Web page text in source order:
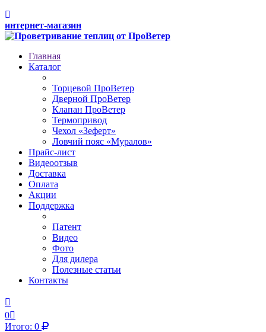
интернет-магазин
Главная
Каталог
Торцевой ПроВетер
Дверной ПроВетер
Клапан ПроВетер
Термопривод
Чехол «Зеферт»
Ловчий пояс «Муралов»
Прайс-лист
Видеоотзыв
Доставка
Оплата
Акции
Поддержка
Патент
Видео
Фото
Для дилера
Полезные статьи
Контакты
0
Итого: 0